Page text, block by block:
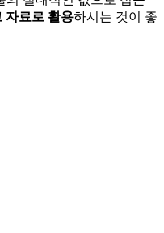
자료로 활용하시는 것이 좋